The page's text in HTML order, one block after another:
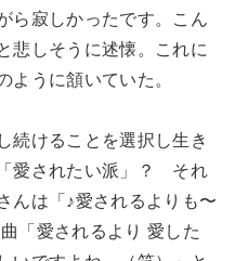
ら寂しかったです。こん
悲しそうに述懐。これに
ように頷いていた。
続けることを選択し生き
愛されたい派」？ それ
は「♪愛されるよりも〜
「愛されるより 愛した